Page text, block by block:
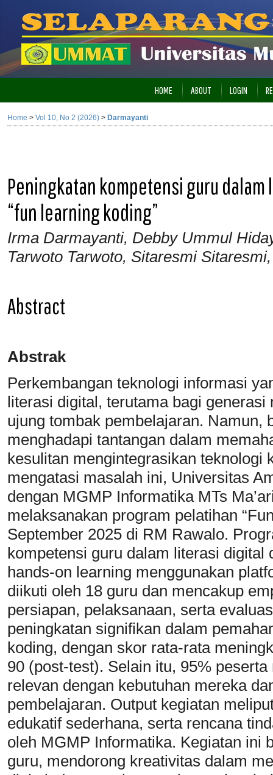
HOME ABOUT LOGIN
Home > Vol 10, No 2 (2026) > Darmayanti
Peningkatan kompetensi guru
“fun learning koding”
Irma Darmayanti, Debby Ummul
Tarwoto Tarwoto, Sitaresmi
Abstract
Abstrak
Perkembangan teknologi informasi
literasi digital, terutama bagi
ujung tombak pembelajaran. Namun,
menghadapi tantangan dalam
kesulitan mengintegrasikan teknologi
mengatasi masalah ini, Universitas
dengan MGMP Informatika MTs
melaksanakan program pelatihan
September 2025 di RM Rawalo.
kompetensi guru dalam literasi digital
hands-on learning menggunakan
diikuti oleh 18 guru dan mencakup
persiapan, pelaksanaan, serta
peningkatan signifikan dalam
koding, dengan skor rata-rata
90 (post-test). Selain itu, 95%
relevan dengan kebutuhan mereka
pembelajaran. Output kegiatan
edukatif sederhana, serta rencana
oleh MGMP Informatika. Kegiatan ini
guru, mendorong kreativitas dalam